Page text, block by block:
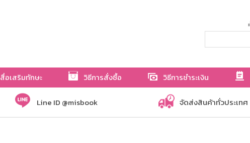
สื่อเสริมทักษะ วิธีการสั่งซื้อ วิธีการชำระเงิน
Line ID @misbook จัดส่งสินค้าทั่วประเทศ